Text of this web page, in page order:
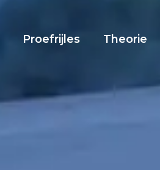
Proefrijles Theorie